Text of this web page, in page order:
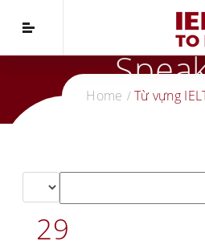
Từ
Home Từ vựng
29